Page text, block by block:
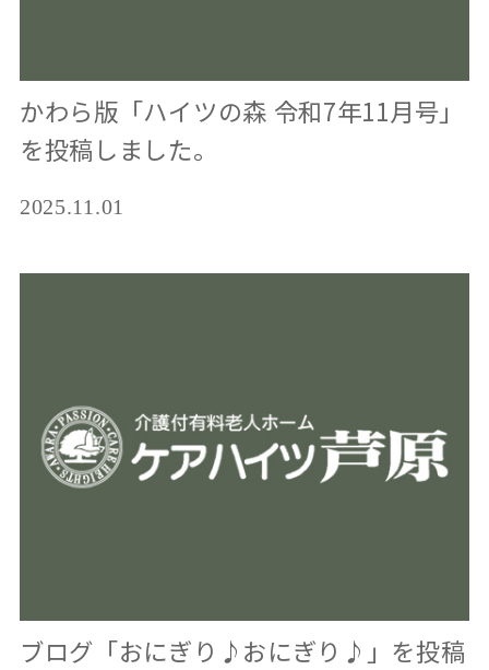
かわら版「ハイツの森 令和7年11月号」
を投稿しました。
2025.11.01
ブログ「おにぎり♪おにぎり♪」を投稿